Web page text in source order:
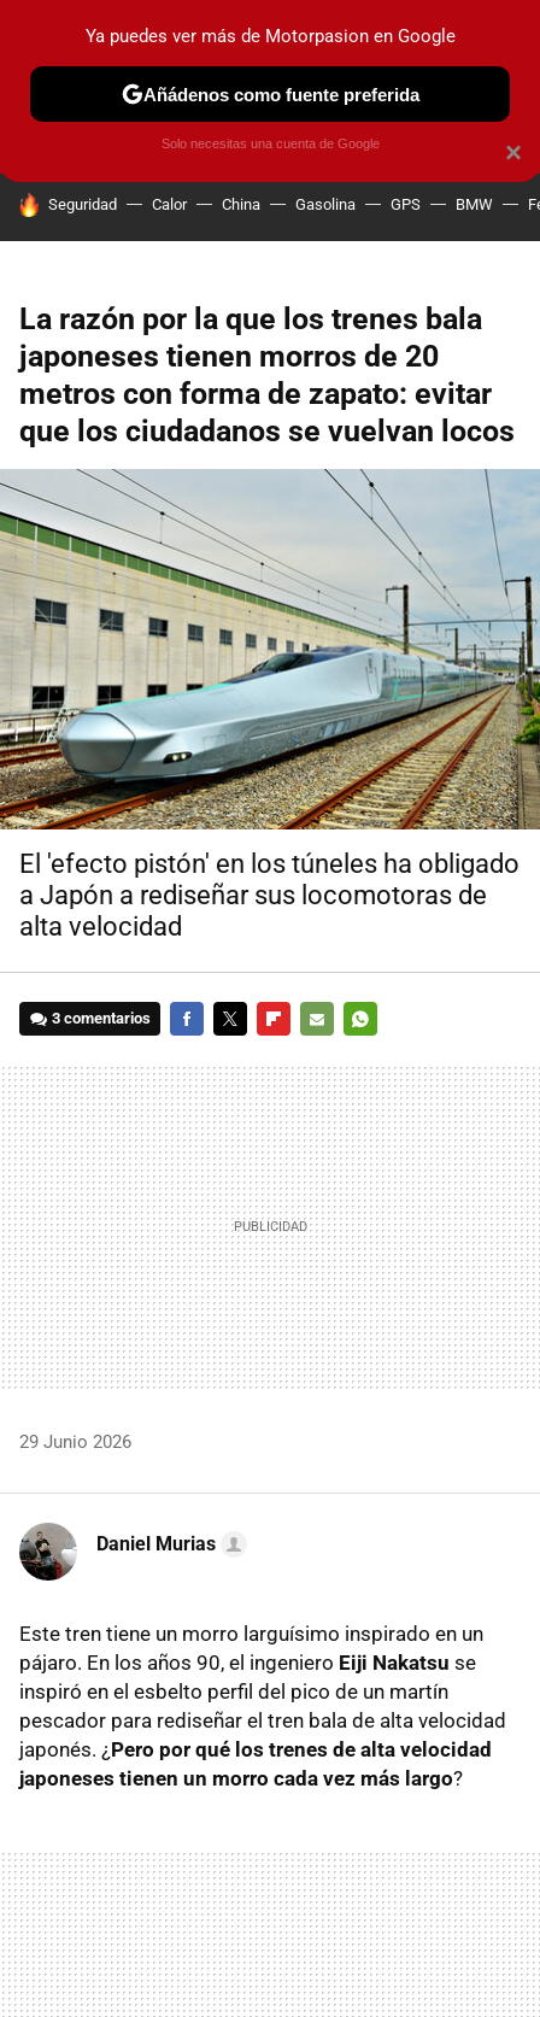
PRUEBAS COCHES ELÉCTRICOS OBSERVATORIO
HOY SE HABLA DE
Seguridad Calor China Gasolina GPS BMW
La razón por la que los trenes bala
japoneses tienen morros de 20
metros con forma de zapato: evitar
que los ciudadanos se vuelvan locos
El 'efecto pistón' en los túneles ha obligado
a Japón a rediseñar sus locomotoras de
alta velocidad
3 comentarios
MAIL
29 Junio 2026
Daniel Murias
Este tren tiene un morro larguísimo inspirado en un
pájaro. En los años 90, el ingeniero Eiji Nakatsu se
inspiró en el esbelto perfil del pico de un martín
pescador para rediseñar el tren bala de alta velocidad
japonés. ¿ Pero por qué los trenes de alta velocidad
japoneses tienen un morro cada vez más largo?
×
Ya puedes ver más de Motorpasion en Google
Añádenos como fuente preferida
Solo necesitas una cuenta de Google